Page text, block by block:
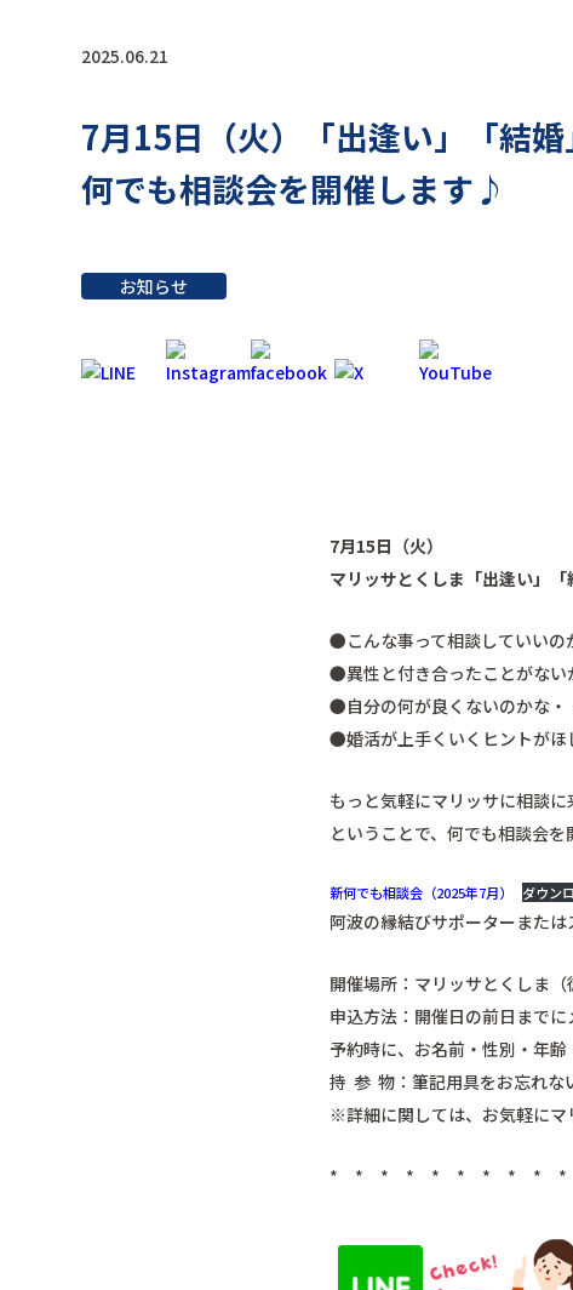
2025.06.21
7月15日（火）「出逢い」「結
何でも相談会を開催します♪
お知らせ
7月15日（火）
マリッサとくしま「出逢い」
●こんな事って相談していいの
●異性と付き合ったことがない
●自分の何が良くないのかな・
●婚活が上手くいくヒントがほ
もっと気軽にマリッサに相談に
ということで、何でも相談会を
新何でも相談会（2025年7月） ダウン
阿波の縁結びサポーターまたは
開催場所：マリッサとくしま（
申込方法：開催日の前日までに
予約時に、お名前・性別・年齢
持 参 物：筆記用具をお忘れな
※詳細に関しては、お気軽に
* * * * * * * * *